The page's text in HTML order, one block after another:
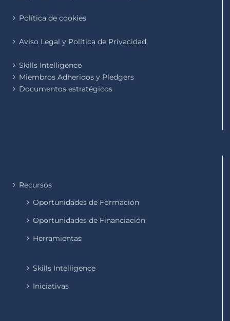
Política de cookies
Aviso Legal y Política de Privacidad
Skills Intelligence
Miembros Adheridos y Pledgers
Documentos estratégicos
Recursos
Oportunidades de Formación
Oportunidades de Financiación
Herramientas
Skills Intelligence
Iniciativas